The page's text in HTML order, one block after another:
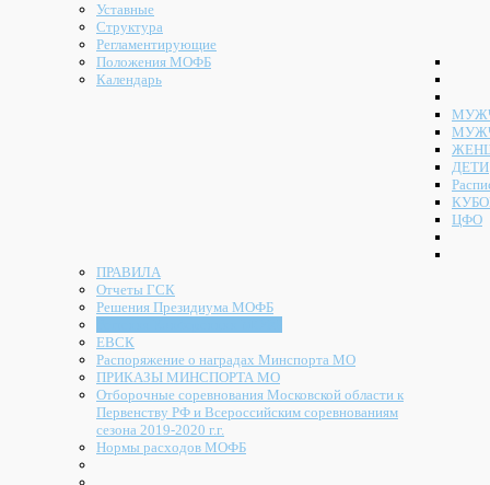
Уставные
Структура
Регламентирующие
Положения МОФБ
Календарь
ДЕТИ
ЦФО
ПРАВИЛА
Отчеты ГСК
Решения Президиума МОФБ
ЕВСК
Распоряжение о наградах Минспорта МО
ПРИКАЗЫ МИНСПОРТА МО
Отборочные соревнования Московской области к
Первенству РФ и Всероссийским соревнованиям
сезона 2019-2020 г.г.
Нормы расходов МОФБ